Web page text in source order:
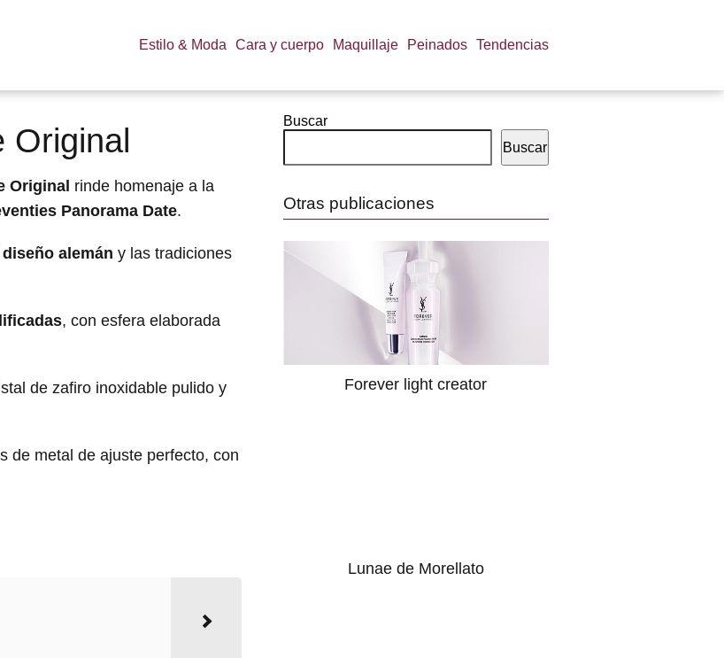
Estilo & Moda Cara y cuerpo Maquillaje Peinados Tendencias
Original
Original rinde homenaje a la
Panorama Date.
diseño alemán y las tradiciones
, con esfera elaborada
de zafiro inoxidable pulido y
de metal de ajuste perfecto, con
Buscar
Buscar
Otras publicaciones
Forever light creator
Lunae de Morellato